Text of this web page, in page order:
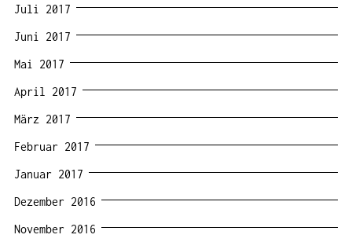
Juli 2017
Juni 2017
Mai 2017
April 2017
März 2017
Februar 2017
Januar 2017
Dezember 2016
November 2016